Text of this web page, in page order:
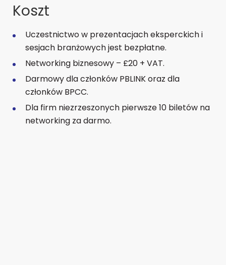
Koszt
Uczestnictwo w prezentacjach eksperckich i
sesjach branżowych jest bezpłatne.
Networking biznesowy – £20 + VAT.
Darmowy dla członków PBLINK oraz dla
członków BPCC.
Dla firm niezrzeszonych pierwsze 10 biletów na
networking za darmo.